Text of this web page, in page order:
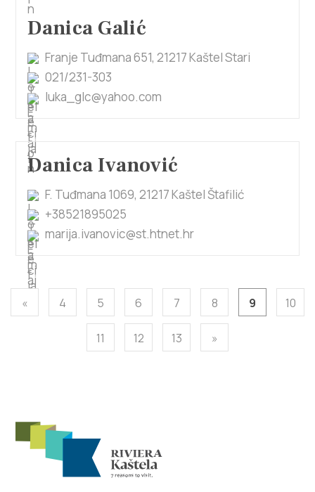
Danica Galić
Franje Tuđmana 651, 21217 Kaštel Stari
021/231-303
luka_glc@yahoo.com
Danica Ivanović
F. Tuđmana 1069, 21217 Kaštel Štafilić
+38521895025
marija.ivanovic@st.htnet.hr
« 4 5 6 7 8 9 10
11 12 13 »